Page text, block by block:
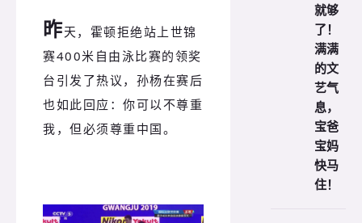
昨天，霍顿拒绝站上世锦
赛400米自由泳比赛的领奖
台引发了热议，孙杨在赛后
也如此回应：你可以不尊重
我，但必须尊重中国。
就够
了！
满满
的文
艺气
息，
宝爸
宝妈
快马
住！